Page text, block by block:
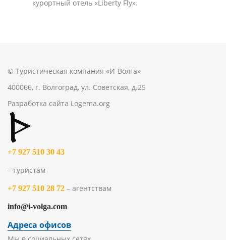
курортный отель «Liberty Fly».
© Туристическая компания «И-Волга»
400066, г. Волгоград, ул. Советская, д.25
Разработка сайта Logema.org
+7 927 510 30 43
– туристам
+7 927 510 28 72 – агентствам
info@i-volga.com
Адреса офисов